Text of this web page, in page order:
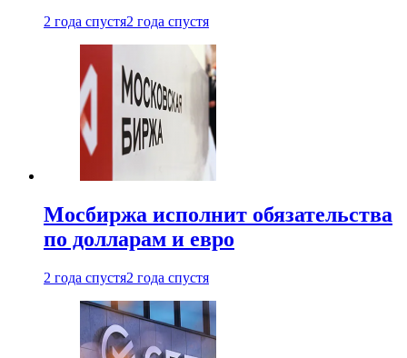
2 года спустя2 года спустя
Мосбиржа исполнит обязательства
по долларам и евро
2 года спустя2 года спустя